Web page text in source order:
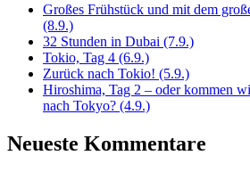
Großes Frühstück und mit dem
(8.9.)
32 Stunden in Dubai (7.9.)
Tokio, Tag 4 (6.9.)
Zurück nach Tokio! (5.9.)
Hiroshima, Tag 2 – oder kommen
nach Tokyo? (4.9.)
Neueste Kommentare